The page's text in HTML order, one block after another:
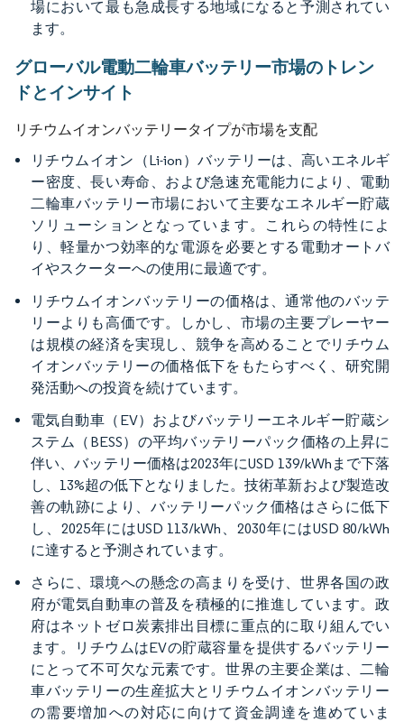
場において最も急成長する地域になると予測されてい
ます。
グローバル電動二輪車バッテリー市場のトレン
ドとインサイト
リチウムイオンバッテリータイプが市場を支配
リチウムイオン（Li-ion）バッテリーは、高いエネルギ
ー密度、長い寿命、および急速充電能力により、電動
二輪車バッテリー市場において主要なエネルギー貯蔵
ソリューションとなっています。これらの特性によ
り、軽量かつ効率的な電源を必要とする電動オートバ
イやスクーターへの使用に最適です。
リチウムイオンバッテリーの価格は、通常他のバッテ
リーよりも高価です。しかし、市場の主要プレーヤー
は規模の経済を実現し、競争を高めることでリチウム
イオンバッテリーの価格低下をもたらすべく、研究開
発活動への投資を続けています。​
電気自動車（EV）およびバッテリーエネルギー貯蔵シ
ステム（BESS）の平均バッテリーパック価格の上昇に
伴い、バッテリー価格は2023年にUSD 139/kWhまで下落
し、13%超の低下となりました。技術革新および製造改
善の軌跡により、バッテリーパック価格はさらに低下
し、2025年にはUSD 113/kWh、2030年にはUSD 80/kWh
に達すると予測されています。
さらに、環境への懸念の高まりを受け、世界各国の政
府が電気自動車の普及を積極的に推進しています。政
府はネットゼロ炭素排出目標に重点的に取り組んでい
ます。リチウムはEVの貯蔵容量を提供するバッテリー
にとって不可欠な元素です。世界の主要企業は、二輪
車バッテリーの生産拡大とリチウムイオンバッテリー
の需要増加への対応に向けて資金調達を進めていま